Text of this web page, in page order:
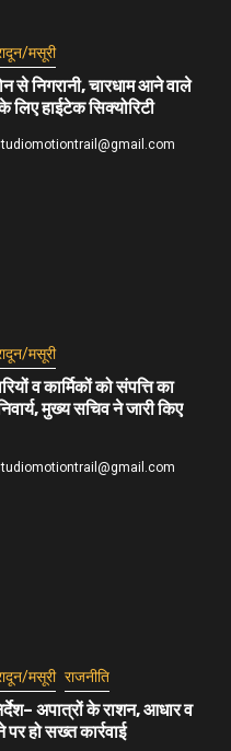
मसूरी
निगरानी, चारधाम आने वाले
लिए हाईटेक सिक्योरिटी
मसूरी
व कार्मिकों को संपत्ति का
मुख्य सचिव ने जारी किए
मसूरी राजनीति
अपात्रों के राशन, आधार व
हो सख्त कार्रवाई